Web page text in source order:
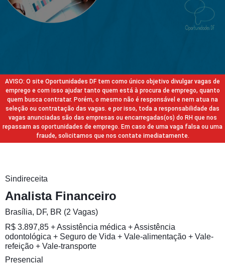
AVISO: O site Oportunidades DF tem como único objetivo divulgar vagas de
emprego e com isso ajudar tanto quem está à procura de emprego, quanto
quem busca contratar. Porém, o mesmo não é responsável e nem atua na
seleção ou contratação das vagas. e por isso, toda a responsabilidade das
vagas anunciadas são das empresas ou encarregadas(os) do RH que nos
repassam as oportunidades de emprego. Em caso de uma vaga falsa ou uma
fraude, solicitamos que nos contate imediatamente.
Sindireceita
Analista Financeiro
Brasília, DF, BR (2 Vagas)
R$ 3.897,85 + Assistência médica + Assistência
odontológica + Seguro de Vida + Vale-alimentação + Vale-
refeição + Vale-transporte
Presencial